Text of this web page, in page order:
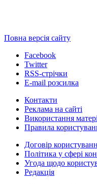
Повна версія сайту
Facebook
Twitter
RSS-стрічки
E-mail розсилка
Контакти
Реклама на сайті
Використання
Правила
Договір
Політика у сфері
Угода щодо
Редакція